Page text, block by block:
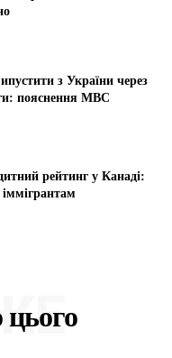
з України через
пояснення МВС
рейтинг у Канаді:
цього